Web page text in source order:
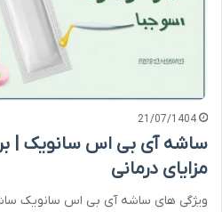
21/07/1404
ساشه آی بی اس سانویک |
مزایای درمانی
ویژگی های ساشه آی بی اس سانویک